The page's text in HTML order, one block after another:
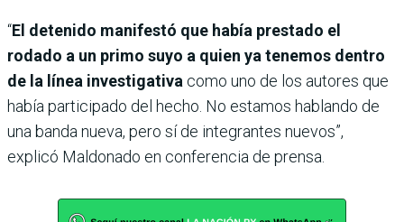
“El detenido manifestó que había prestado el
rodado a un primo suyo a quien ya tenemos dentro
de la línea investigativa como uno de los autores que
había participado del hecho. No estamos hablando de
una banda nueva, pero sí de integrantes nuevos”,
explicó Maldonado en conferencia de prensa.